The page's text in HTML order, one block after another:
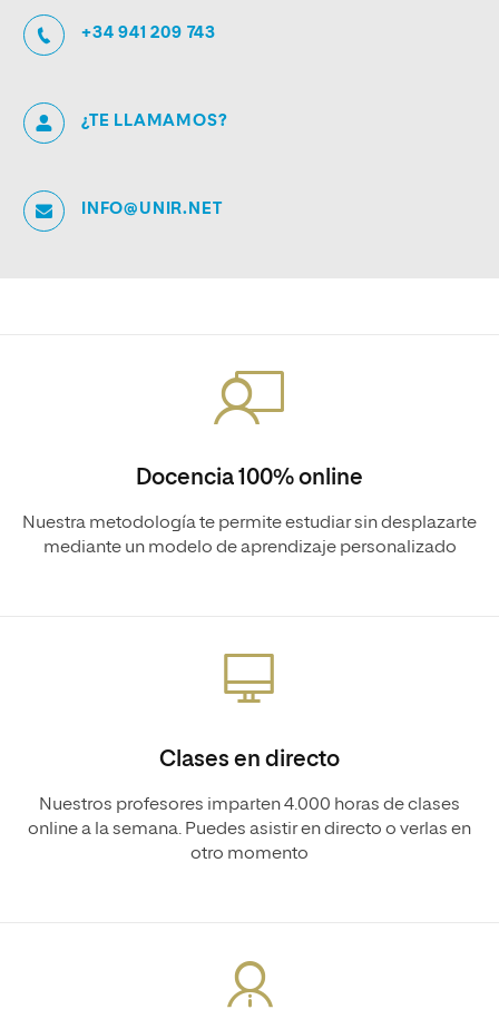
+34 941 209 743
¿TE LLAMAMOS?
INFO@UNIR.NET
Docencia 100% online
Nuestra metodología te permite estudiar sin desplazarte
mediante un modelo de aprendizaje personalizado
Clases en directo
Nuestros profesores imparten 4.000 horas de clases
online a la semana. Puedes asistir en directo o verlas en
otro momento